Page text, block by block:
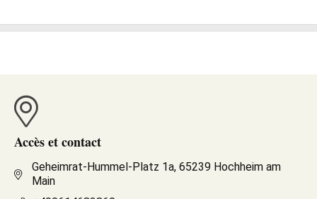
Accès et contact
Geheimrat-Hummel-Platz 1a, 65239 Hochheim am
Main